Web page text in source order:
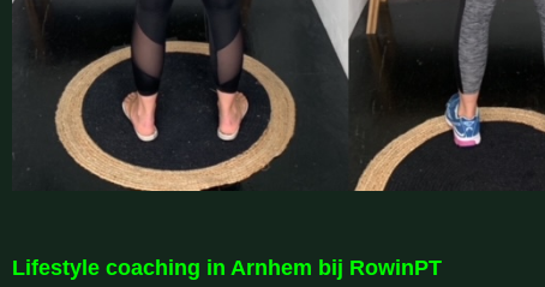
Lifestyle coaching in Arnhem bij RowinPT